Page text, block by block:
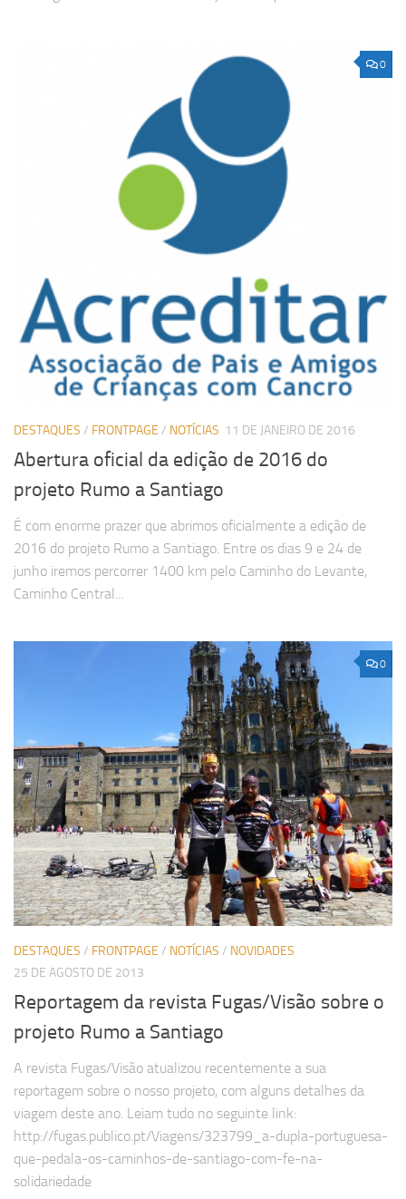
0
DESTAQUES / FRONTPAGE / NOTÍCIAS 11 DE JANEIRO DE 2016
Abertura oficial da edição de 2016 do
projeto Rumo a Santiago
É com enorme prazer que abrimos oficialmente a edição de
2016 do projeto Rumo a Santiago. Entre os dias 9 e 24 de
junho iremos percorrer 1400 km pelo Caminho do Levante,
Caminho Central...
0
DESTAQUES / FRONTPAGE / NOTÍCIAS / NOVIDADES
25 DE AGOSTO DE 2013
Reportagem da revista Fugas/Visão sobre o
projeto Rumo a Santiago
A revista Fugas/Visão atualizou recentemente a sua
reportagem sobre o nosso projeto, com alguns detalhes da
viagem deste ano. Leiam tudo no seguinte link:
http://fugas.publico.pt/Viagens/323799_a-dupla-portuguesa-
que-pedala-os-caminhos-de-santiago-com-fe-na-
solidariedade